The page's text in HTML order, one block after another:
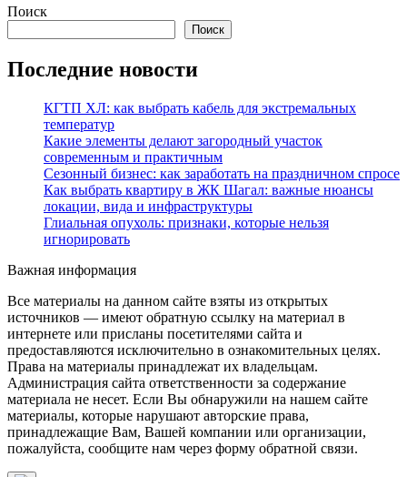
Поиск
Поиск
Последние новости
КГТП ХЛ: как выбрать кабель для экстремальных
температур
Какие элементы делают загородный участок
современным и практичным
Сезонный бизнес: как заработать на праздничном спросе
Как выбрать квартиру в ЖК Шагал: важные нюансы
локации, вида и инфраструктуры
Глиальная опухоль: признаки, которые нельзя
игнорировать
Важная информация
Все материалы на данном сайте взяты из открытых
источников — имеют обратную ссылку на материал в
интернете или присланы посетителями сайта и
предоставляются исключительно в ознакомительных целях.
Права на материалы принадлежат их владельцам.
Администрация сайта ответственности за содержание
материала не несет. Если Вы обнаружили на нашем сайте
материалы, которые нарушают авторские права,
принадлежащие Вам, Вашей компании или организации,
пожалуйста, сообщите нам через форму обратной связи.